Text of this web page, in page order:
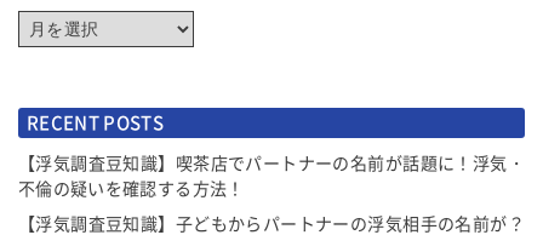
RECENT POSTS
【浮気調査豆知識】喫茶店でパートナーの名前が話題に！浮気・
不倫の疑いを確認する方法！
【浮気調査豆知識】子どもからパートナーの浮気相手の名前が？